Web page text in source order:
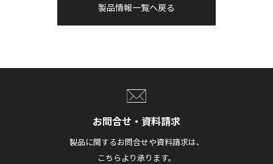
製品情報一覧へ戻る
お問合せ・資料請求
製品に関するお問合せや資料請求は、
こちらより承ります。